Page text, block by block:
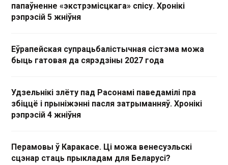
папаўненне «экстрэмісцкага» спісу. Хронікі
рэпрэсій 5 жніўня
Еўрапейская супрацьбалістычная сістэма можа
быць гатовая да сярэдзіны 2027 года
Удзельнікі злёту пад Расонамі паведамілі пра
збіццё і прыніжэнні пасля затрыманняў. Хронікі
рэпрэсій 4 жніўня
Перамовы ў Каракасе. Ці можа венесуэльскі
сцэнар стаць прыкладам для Беларусі?